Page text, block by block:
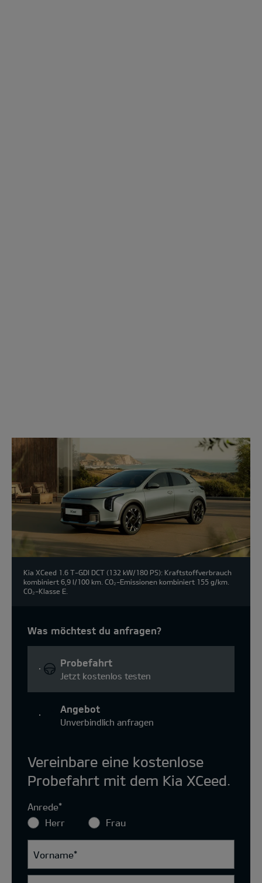
Modell
wählen:
Kia XCeed 1.6 T-GDI DCT (132 kW/180 PS): Kraftstoffverbrauch
kombiniert 6,9 l/100 km. CO₂-Emissionen kombiniert 155 g/km.
CO₂-Klasse E.
Was möchtest du anfragen?
Probefahrt
Jetzt kostenlos testen
Angebot
Unverbindlich anfragen
Vereinbare eine kostenlose
Probefahrt mit dem Kia XCeed.
Anrede*
Herr
Frau
Vorname*